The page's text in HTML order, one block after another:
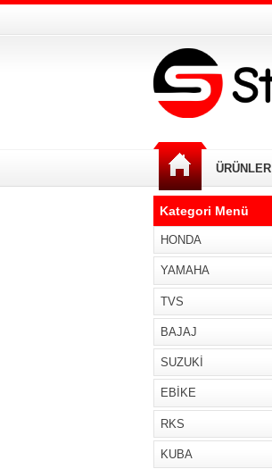
ÜRÜNLER
Kategori Menü
HONDA
YAMAHA
TVS
BAJAJ
SUZUKİ
EBİKE
RKS
KUBA